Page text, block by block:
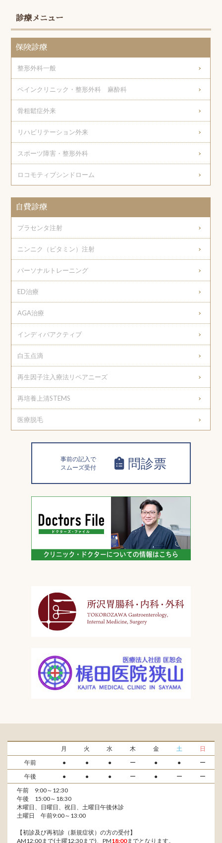
診療メニュー
保険診療
整形外科一般
ペインクリニック・整形外科 麻酔科
骨粗鬆症外来
リハビリテーション外来
スポーツ障害・整形外科
ロコモティブシンドローム
自費診療
プラセンタ注射
ニンニク（ビタミン）注射
パーソナルトレーニング
ED治療
AGA治療
インディバアクティブ
白玉点滴
再生因子注入療法リペアニーズ
再培養上清STEMS
医療脱毛
事前の記入で
スムーズ受付
問診票
月 火 水 木 金 土
日
午前
● ● ● ー ● ●
ー
午後
● ● ● ー ● ー
ー
午前 9:00～12:30
午後 15:00～18:30
木曜日、日曜日、祝日、土曜日午後休診
土曜日 午前9:00～13:00
【初診及び再初診（新規症状）の方の受付】
AM12:00まで(土曜12:30まで)、PM18:00までとなります。